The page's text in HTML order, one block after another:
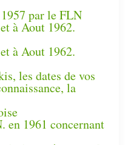
par le FLN
à Aout 1962.
à Aout 1962.
les dates de vos
la
en 1961 concernant